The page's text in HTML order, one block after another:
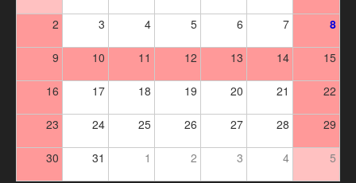
2 3 4 5 6 7 8
9 10 11 12 13 14 15
16 17 18 19 20 21 22
23 24 25 26 27 28 29
30 31 1 2 3 4 5